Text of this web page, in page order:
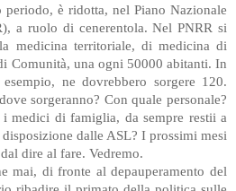
periodo, è ridotta, nel Piano Nazionale
a ruolo di cenerentola. Nel PNRR si
medicina territoriale, di medicina di
Comunità, una ogni 50000 abitanti. In
ne dovrebbero sorgere 120.
sorgeranno? Con quale personale?
medici di famiglia, da sempre restii a
dalle ASL? I prossimi mesi
dire al fare. Vedremo.
mai, di fronte al depauperamento del